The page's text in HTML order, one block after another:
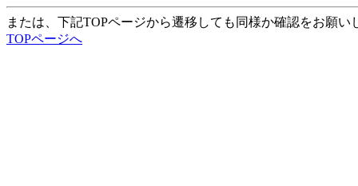
または、下記TOPページから遷移しても同様か確認をお願い
TOPページへ